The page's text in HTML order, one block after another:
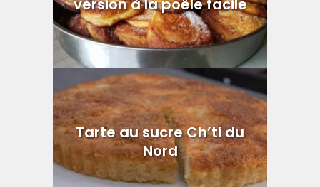
version à la poêle facile
Tarte au sucre Ch’ti du
Nord